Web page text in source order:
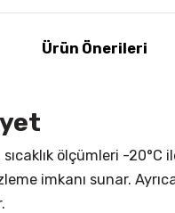
Ürün Önerileri
ölçümleri -
imkanı sunar.